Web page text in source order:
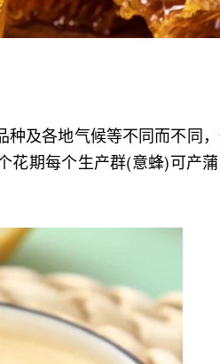
及各地气候等不同而不同
花期每个生产群(意蜂)可产